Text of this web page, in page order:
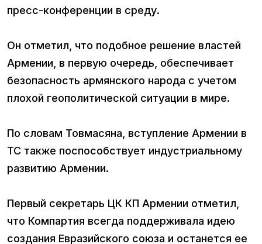
пресс-конференции в среду.
Он отметил, что подобное решение властей
Армении, в первую очередь, обеспечивает
безопасность армянского народа с учетом
плохой геополитической ситуации в мире.
По словам Товмасяна, вступление Армении в
ТС также поспособствует индустриальному
развитию Армении.
Первый секретарь ЦК КП Армении отметил,
что Компартия всегда поддерживала идею
создания Евразийского союза и останется ее